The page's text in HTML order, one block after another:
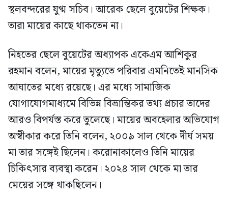
স্থলবন্দরের যুগ্ম সচিব। আরেক ছেলে বুয়েটের শিক্ষক।
তারা মায়ের কাছে থাকতেন না।
নিহতের ছেলে বুয়েটের অধ্যাপক একেএম আশিকুর
রহমান বলেন, মায়ের মৃত্যুতে পরিবার এমনিতেই মানসিক
আঘাতের মধ্যে রয়েছে। এর মধ্যে সামাজিক
যোগাযোগমাধ্যমে বিভিন্ন বিভ্রান্তিকর তথ্য প্রচার তাদের
আরও বিপর্যস্ত করে তুলেছে। মায়ের অবহেলার অভিযোগ
অস্বীকার করে তিনি বলেন, ২০০৯ সাল থেকে দীর্ঘ সময়
মা তার সঙ্গেই ছিলেন। করোনাকালেও তিনি মায়ের
চিকিৎসার ব্যবস্থা করেন। ২০২৪ সাল থেকে মা তার
মেয়ের সঙ্গে থাকছিলেন।